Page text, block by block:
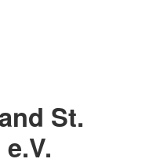
St.